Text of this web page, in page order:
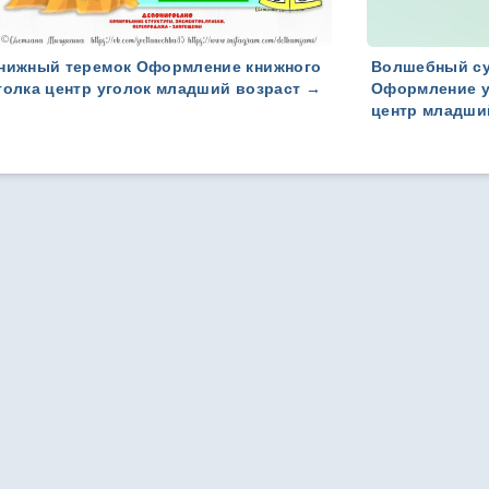
теремок Оформление книжного
уголка центр уголок младший возраст →
Волшебный
Оформление
центр